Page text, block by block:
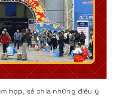
họp, sẻ chia những điều ý